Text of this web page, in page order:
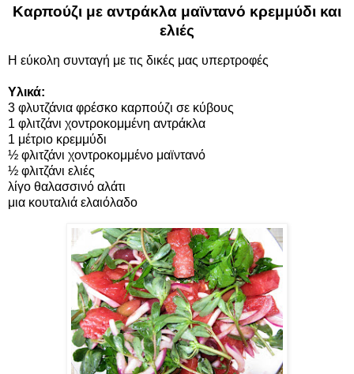
Καρπούζι με αντράκλα μαϊντανό κρεμμύδι και
ελιές
Η εύκολη συνταγή με τις δικές μας υπερτροφές
Υλικά:
3 φλυτζάνια φρέσκο καρπούζι σε κύβους
1 φλιτζάνι χοντροκομμένη αντράκλα
1 μέτριο κρεμμύδι
½ φλιτζάνι χοντροκομμένο μαϊντανό
½ φλιτζάνι ελιές
λίγο θαλασσινό αλάτι
μια κουταλιά ελαιόλαδο